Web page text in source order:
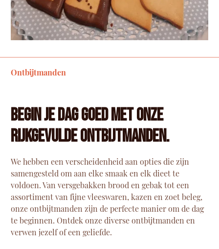
Ontbijtmanden
Begin je dag goed met onze
rijkgevulde ontbijtmanden.
We hebben een verscheidenheid aan opties die zijn
samengesteld om aan elke smaak en elk dieet te
voldoen. Van versgebakken brood en gebak tot een
assortiment van fijne vleeswaren, kazen en zoet beleg,
onze ontbijtmanden zijn de perfecte manier om de dag
te beginnen. Ontdek onzediverse ontbijtmanden en
verwen jezelf of een geliefde.